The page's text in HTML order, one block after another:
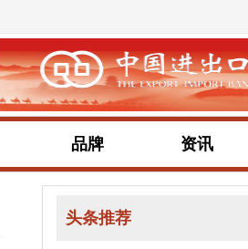
品牌 资讯
头条推荐